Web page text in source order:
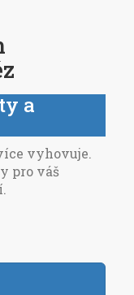
a
vyhovuje.
pro váš